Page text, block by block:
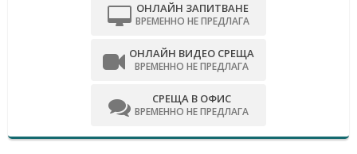
ОНЛАЙН ЗАПИТВАНЕ
ВРЕМЕННО НЕ ПРЕДЛАГА
ОНЛАЙН ВИДЕО СРЕЩА
ВРЕМЕННО НЕ ПРЕДЛАГА
СРЕЩА В ОФИС
ВРЕМЕННО НЕ ПРЕДЛАГА